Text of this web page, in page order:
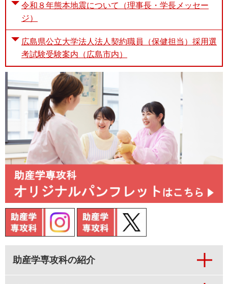
令和８年熊本地震について（理事長・学長メッセー
ジ）
広島県公立大学法人法人契約職員（保健担当）採用選
考試験受験案内（広島市内）
助産学専攻科の紹介